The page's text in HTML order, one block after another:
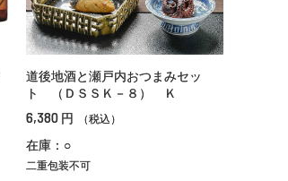
道後地酒と瀬戸内おつまみセッ
ト （ＤＳＳＫ－８） Ｋ
6,380 円 （税込）
在庫：○
二重包装不可